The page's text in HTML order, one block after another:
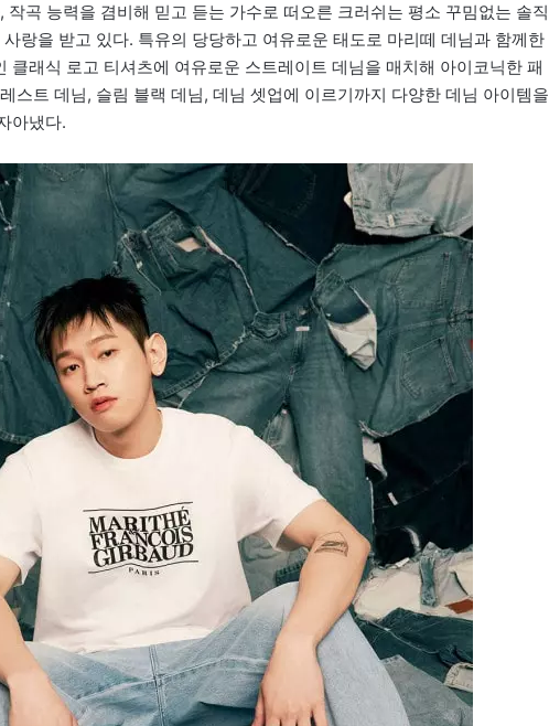
작곡 능력을 겸비해 믿고 듣는 가수로 떠오른 크러쉬는 평소 꾸밈없는 솔직
랑을 받고 있다. 특유의 당당하고 여유로운 태도로 마리떼 데님과 함께한
클래식 로고 티셔츠에 여유로운 스트레이트 데님을 매치해 아이코닉한 패
스트 데님, 슬림 블랙 데님, 데님 셋업에 이르기까지 다양한 데님 아이템을
아냈다.